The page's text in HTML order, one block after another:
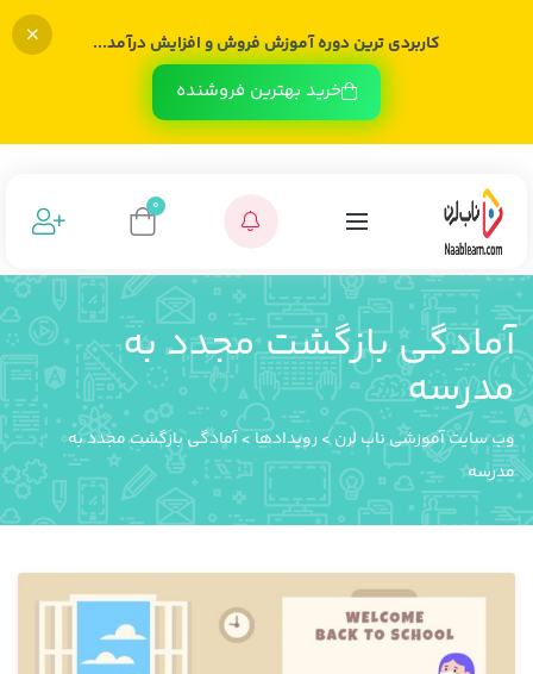
کاربردی ترین دوره آموزش فروش و افزایش درآمد...
خرید بهترین فروشنده
0
آمادگی بازگشت مجدد به
مدرسه
وب سایت آموزشی ناب لرن> رویدادها>آمادگی بازگشت مجدد به
مدرسه